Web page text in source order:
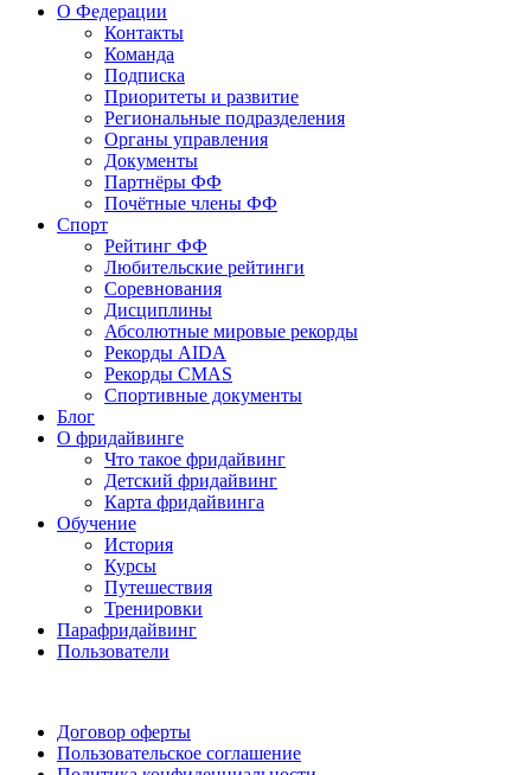
О Федерации
Контакты
Команда
Подписка
Приоритеты и развитие
Региональные подразделения
Органы управления
Документы
Партнёры ФФ
Почётные члены ФФ
Спорт
Рейтинг ФФ
Любительские рейтинги
Соревнования
Дисциплины
Абсолютные мировые рекорды
Рекорды AIDA
Рекорды CMAS
Спортивные документы
Блог
О фридайвинге
Что такое фридайвинг
Детский фридайвинг
Карта фридайвинга
Обучение
История
Курсы
Путешествия
Тренировки
Парафридайвинг
Пользователи
Договор оферты
Пользовательское соглашение